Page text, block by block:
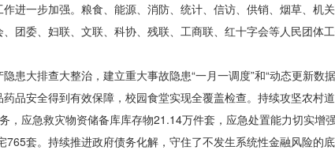
作进一步加强。粮食、能源、消防、统计、信访、供销、烟草、机
团委、妇联、文联、科协、残联、工商联、红十字会等人民团体
患大排查大整治，建立重大事故隐患“一月一调度”和“动态更新
药品安全得到有效保障，校园食堂实现全覆盖检查。持续攻坚农村
应急救灾物资储备库库存物21.14万件套，应急处置能力切实增
765套。持续推进政府债务化解，守住了不发生系统性金融风险